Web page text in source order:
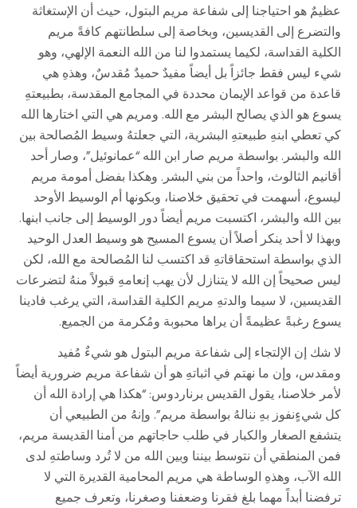
عظيمٌ هو احتياجنا إلى شفاعة مريم البتول، حيث أن الإستغاثة
والتضرع إلى القديسين، وبخاصة إلى سلطانتهم كافةً مريم
الكلية القداسة، لكيما يستمدوا لنا من الله النعمة الإلهي، وهو
شيء ليس فقط جائزاً بل أيضاً مفيدٌ حميدٌ مُقدسٌ، وهذهِ هي
قاعدة من قواعد الإيمان محددة في المجامع المقدسة، بطبيعتهِ
يسوع هو الذي يصالح البشر مع الله. ومريم هي التي اختارها الله
كي تعطي ابنهِ طبيعتهِ البشرية، التي جعلتهُ وسيط المُصالحة بين
الله والبشر. بواسطة مريم صار ابن الله “عمانوئيل”، وصار أحد
أقانيم الثالوث، واحداً من بني البشر. وهكذا بفضل أمومة مريم
ليسوع، أسهمت في تحقيق خلاصنا، وبكونها أم الوسيط الأوحد
بين الله والبشر، اكتسبت مريم أيضاً دور الوسيط إلى جانب ابنها.
وبهذا لا أحد ينكر أصلاً أن يسوع المسيح هو وسيط العدل الوحيد
الذي بواسطة استحقاقاتهِ قد اكتسب لنا المُصالحة مع الله، لكن
ليس صحيحاً إن الله لا يتنازل لأن يهب إنعامهِ قبولاً منهُ لتضرعات
القديسين، لا سيما والدتهِ مريم الكلية القداسة، التي يرغب فادينا
يسوع رغبةً عظيمةً أن يراها محبوبة ومُكرمة من الجميع.
لا شك إن الإلتجاء إلى شفاعة مريم البتول هو شيءٌ مُفيد
ومقدس، وإن ما نهتم في اثباتهِ هو أن شفاعة مريم ضرورية أيضاً
لأمر خلاصنا، يقول القديس برناردوس: “هكذا هي إرادة الله أن
كل شيءٍنفوز بهِ ننالهُ بواسطة مريم”. وإنهُ من الطبيعي أن
يتشفع الصغار والكبار في طلب حاجاتهم من أمنا القديسة مريم،
فمن المنطقي أن نتوسط بيننا وبين الله من لا تُرد وساطتهِ لدى
الله الآب، وهذهِ الوساطة هي مريم المحامية القديرة التي لا
ترفضنا أبداً مهما بلغ فقرنا وضعفنا وصغرنا، وتعرف جميع